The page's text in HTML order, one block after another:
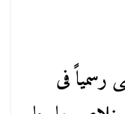
رسمياً فى